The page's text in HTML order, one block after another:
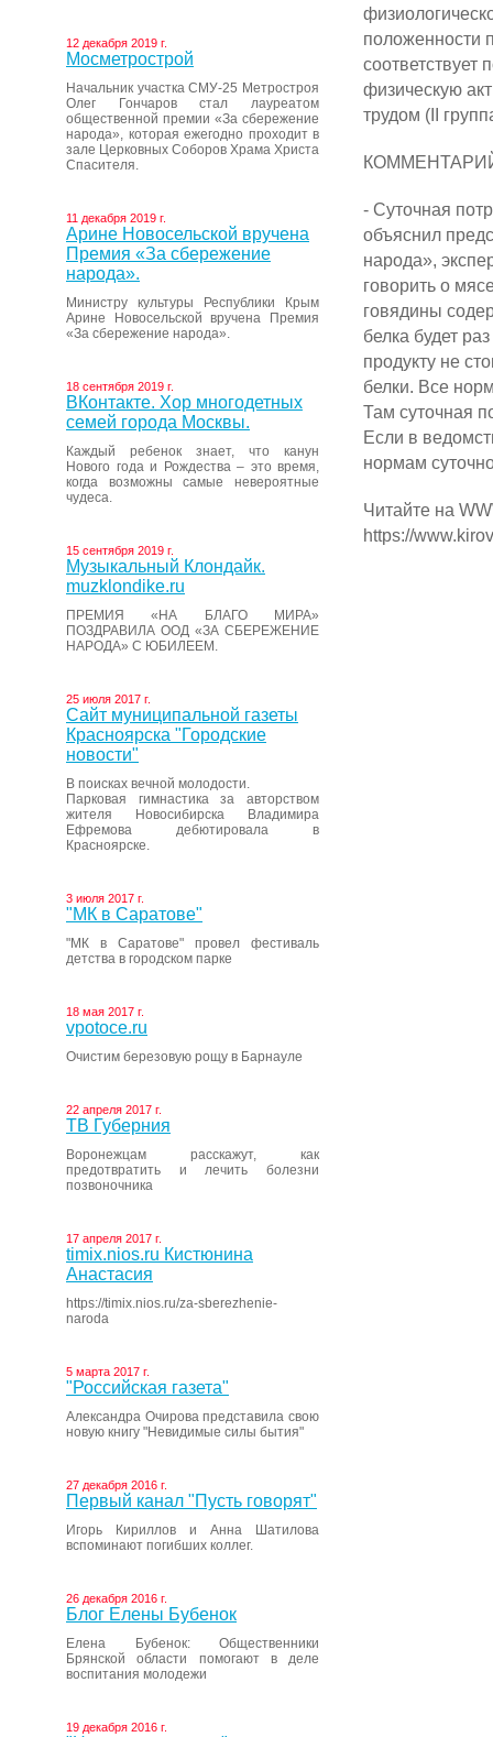
12 декабря 2019 г.
Мосметрострой
Начальник участка СМУ-25 Метростроя
Олег Гончаров стал лауреатом
общественной премии «За сбережение
народа», которая ежегодно проходит в
зале Церковных Соборов Храма Христа
Спасителя.
11 декабря 2019 г.
Арине Новосельской вручена
Премия «За сбережение
народа».
Министру культуры Республики Крым
Арине Новосельской вручена Премия
«За сбережение народа».
18 сентября 2019 г.
ВКонтакте. Хор многодетных
семей города Москвы.
Каждый ребенок знает, что канун
Нового года и Рождества – это время,
когда возможны самые невероятные
чудеса.
15 сентября 2019 г.
Музыкальный Клондайк.
muzklondike.ru
ПРЕМИЯ «НА БЛАГО МИРА»
ПОЗДРАВИЛА ООД «ЗА СБЕРЕЖЕНИЕ
НАРОДА» С ЮБИЛЕЕМ.
25 июля 2017 г.
Сайт муниципальной газеты
Красноярска "Городские
новости"
В поисках вечной молодости.
Парковая гимнастика за авторством
жителя Новосибирска Владимира
Ефремова дебютировала в
Красноярске.
3 июля 2017 г.
"МК в Саратове"
"МК в Саратове" провел фестиваль
детства в городском парке
18 мая 2017 г.
vpotoce.ru
Очистим березовую рощу в Барнауле
22 апреля 2017 г.
ТВ Губерния
Воронежцам расскажут, как
предотвратить и лечить болезни
позвоночника
17 апреля 2017 г.
timix.nios.ru Кистюнина
Анастасия
https://timix.nios.ru/za-sberezhenie-
naroda
5 марта 2017 г.
"Российская газета"
Александра Очирова представила свою
новую книгу "Невидимые силы бытия"
27 декабря 2016 г.
Первый канал "Пусть говорят"
Игорь Кириллов и Анна Шатилова
вспоминают погибших коллег.
26 декабря 2016 г.
Блог Елены Бубенок
Елена Бубенок: Общественники
Брянской области помогают в деле
воспитания молодежи
19 декабря 2016 г.
положенности
физическую
трудом (II
- Суточная
объяснил
народа»,
говорить о
говядины
белка будет
продукту не
белки. Все
Там суточная
Если в
нормам
Читайте на
https://